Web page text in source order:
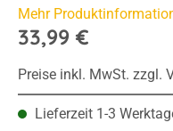
Mehr
33,99 €
Preise inkl. MwSt. zzgl.
Lieferzeit 1-3